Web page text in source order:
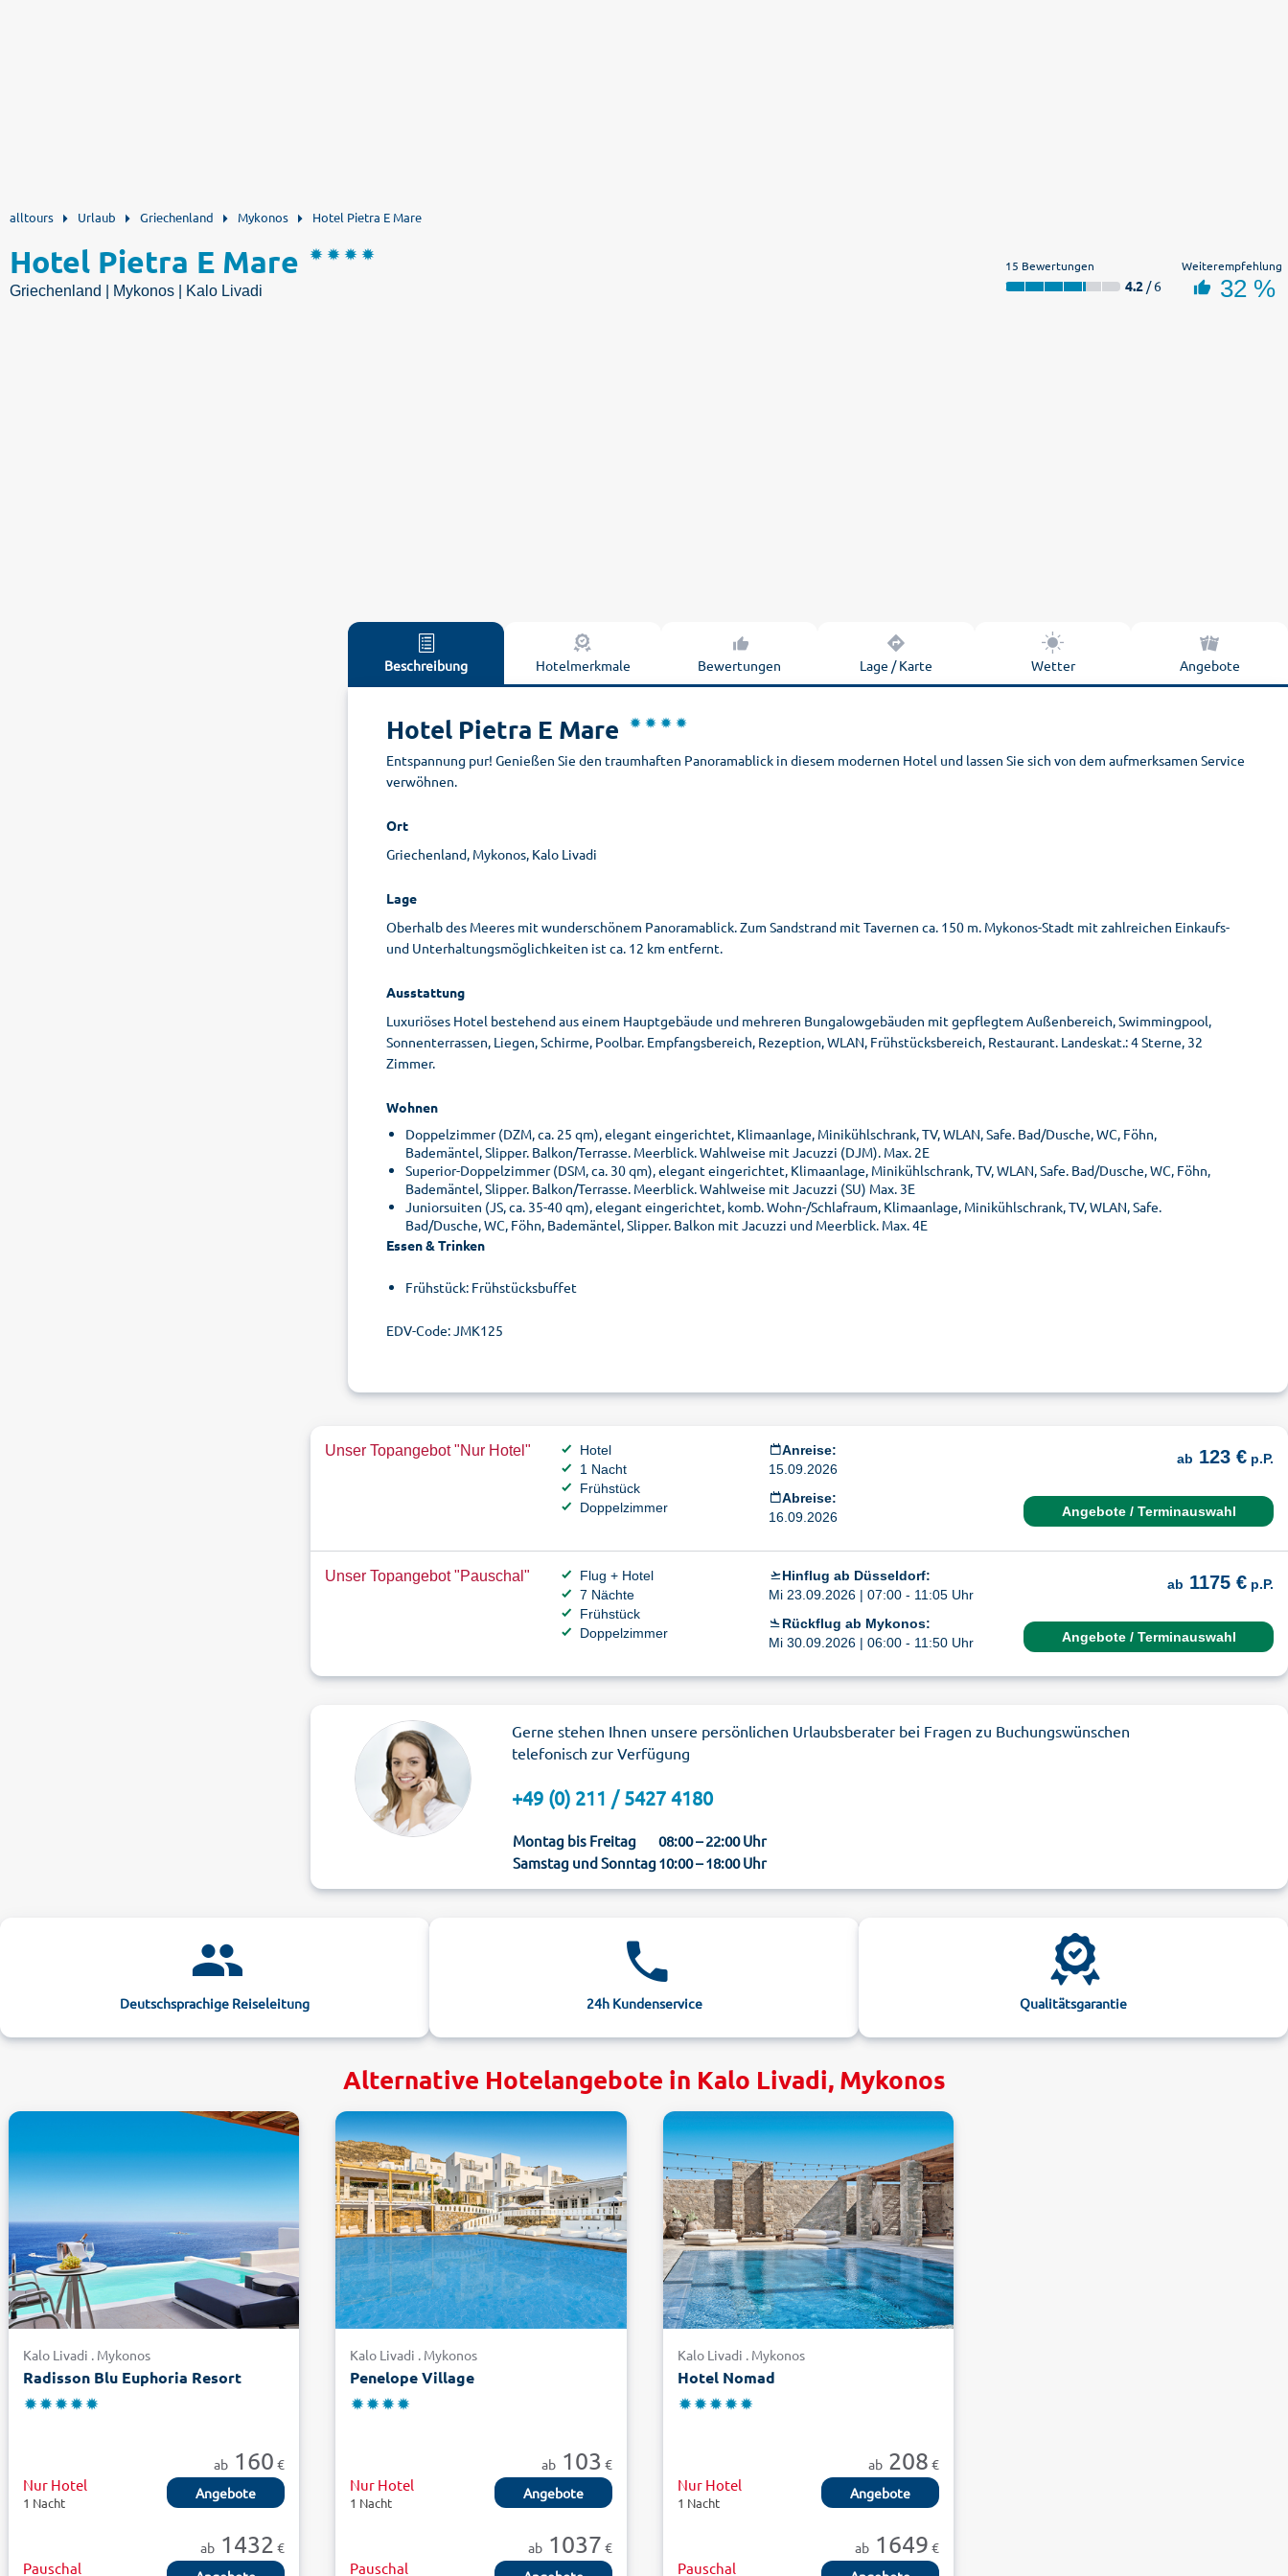
alltours Urlaub Griechenland Mykonos Hotel Pietra E Mare
Hotel Pietra E Mare
Griechenland | Mykonos | Kalo Livadi
15 Bewertungen
4.2 / 6
Weiterempfehlung
32 %
Beschreibung Hotelmerkmale Bewertungen Lage / Karte Wetter Angebote
Hotel Pietra E Mare
Entspannung pur! Genießen Sie den traumhaften Panoramablick in diesem modernen Hotel und lassen Sie sich von dem aufmerksamen Service
verwöhnen.
Ort
Griechenland, Mykonos, Kalo Livadi
Lage
Oberhalb des Meeres mit wunderschönem Panoramablick. Zum Sandstrand mit Tavernen ca. 150 m. Mykonos-Stadt mit zahlreichen Einkaufs-
und Unterhaltungsmöglichkeiten ist ca. 12 km entfernt.
Ausstattung
Luxuriöses Hotel bestehend aus einem Hauptgebäude und mehreren Bungalowgebäuden mit gepflegtem Außenbereich, Swimmingpool,
Sonnenterrassen, Liegen, Schirme, Poolbar. Empfangsbereich, Rezeption, WLAN, Frühstücksbereich, Restaurant. Landeskat.: 4 Sterne, 32
Zimmer.
Wohnen
Doppelzimmer (DZM, ca. 25 qm), elegant eingerichtet, Klimaanlage, Minikühlschrank, TV, WLAN, Safe. Bad/Dusche, WC, Föhn,
Bademäntel, Slipper. Balkon/Terrasse. Meerblick. Wahlweise mit Jacuzzi (DJM). Max. 2E
Superior-Doppelzimmer (DSM, ca. 30 qm), elegant eingerichtet, Klimaanlage, Minikühlschrank, TV, WLAN, Safe. Bad/Dusche, WC, Föhn,
Bademäntel, Slipper. Balkon/Terrasse. Meerblick. Wahlweise mit Jacuzzi (SU) Max. 3E
Juniorsuiten (JS, ca. 35-40 qm), elegant eingerichtet, komb. Wohn-/Schlafraum, Klimaanlage, Minikühlschrank, TV, WLAN, Safe.
Bad/Dusche, WC, Föhn, Bademäntel, Slipper. Balkon mit Jacuzzi und Meerblick. Max. 4E
Essen & Trinken
Frühstück: Frühstücksbuffet
EDV-Code: JMK125
Unser Topangebot "Nur Hotel"
Hotel
1 Nacht
Frühstück
Doppelzimmer
Anreise:
15.09.2026
Abreise:
16.09.2026
ab 123 € p.P.
Angebote / Terminauswahl
Unser Topangebot "Pauschal"
Flug + Hotel
7 Nächte
Frühstück
Doppelzimmer
Hinflug ab Düsseldorf:
Mi 23.09.2026 | 07:00 - 11:05 Uhr
Rückflug ab Mykonos:
Mi 30.09.2026 | 06:00 - 11:50 Uhr
ab 1175 € p.P.
Angebote / Terminauswahl
Gerne stehen Ihnen unsere persönlichen Urlaubsberater bei Fragen zu Buchungswünschen
telefonisch zur Verfügung
+49 (0) 211 / 5427 4180
Montag bis Freitag
08:00 – 22:00 Uhr
Samstag und Sonntag10:00 – 18:00 Uhr
Deutschsprachige Reiseleitung 24h Kundenservice Qualitätsgarantie
Alternative Hotelangebote in Kalo Livadi, Mykonos
Kalo Livadi . Mykonos
Radisson Blu Euphoria Resort
ab 160 €
Nur Hotel
1 Nacht
Angebote
ab 1432 €
Pauschal
Kalo Livadi . Mykonos
Penelope Village
ab103 €
Nur Hotel
1 Nacht
Angebote
ab1037 €
Pauschal
Kalo Livadi . Mykonos
Hotel Nomad
ab 208 €
Nur Hotel
1 Nacht
Angebote
ab 1649 €
Pauschal